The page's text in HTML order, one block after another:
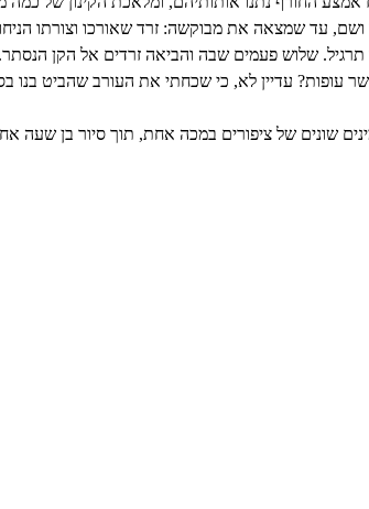
עד שמצאה את מבוקשה: זרד שאורכו וצורתו
שלוש פעמים שבה והביאה זרדים אל הקן
עופות? עדיין לא, כי שכחתי את העורב שהביט בנו